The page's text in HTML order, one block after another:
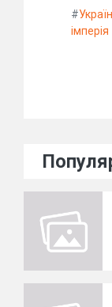
#
імперія